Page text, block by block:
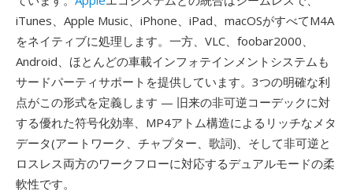
iTunes、Apple Music、iPhone、iPad、macOSがすべてM4A
をネイティブに処理します。一方、VLC、foobar2000、
Android、ほとんどの車載インフォテインメントシステムも
サードパーティサポートを提供しています。3つの明確な利
点がこの形式を定義します — 旧来の非可逆コーデックに対
する優れた符号化効率、MP4アトム構造によるリッチなメタ
データ(アートワーク、チャプター、歌詞)、そして非可逆と
ロスレス両方のワークフローに対応するデュアルモードの柔
軟性です。